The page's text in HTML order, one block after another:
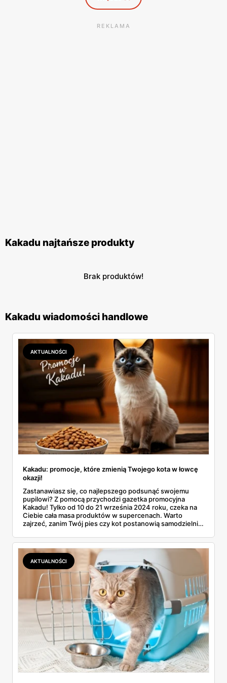
REKLAMA
Kakadu najtańsze produkty
Brak produktów!
Kakadu wiadomości handlowe
AKTUALNOŚCI
Kakadu: promocje, które zmienią Twojego kota w łowcę
okazji!
Zastanawiasz się, co najlepszego podsunąć swojemu
pupilowi? Z pomocą przychodzi gazetka promocyjna
Kakadu! Tylko od 10 do 21 września 2024 roku, czeka na
Ciebie cała masa produktów w supercenach. Warto
zajrzeć, zanim Twój pies czy kot postanowią samodzielnie
różnorodność, a ceny obniżają się szybciej niż sierść z
wylinką.
AKTUALNOŚCI